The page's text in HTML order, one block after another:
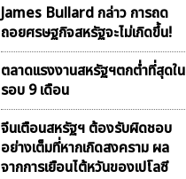
James Bullard กล่าว การถด
ถอยศรษฐกิจสหรัฐจะไม่เกิดขึ้น!
ตลาดเเรงงานสหรัฐฯตกต่ำที่สุดใน
รอบ 9 เดือน
จีนเตือนสหรัฐฯ ต้องรับผิดชอบ
อย่างเต็มที่หากเกิดสงคราม ผล
จากการเยือนไต้หวันของเปโลซี